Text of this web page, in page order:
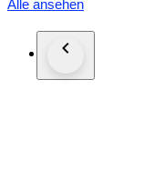
Alle ansehen